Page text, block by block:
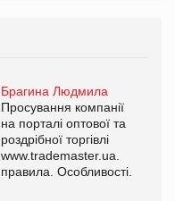
Брагина Людмила
Просування компанії
на порталі оптової та
роздрібної торгівлі
www.trademaster.ua.
правила. Особливості.